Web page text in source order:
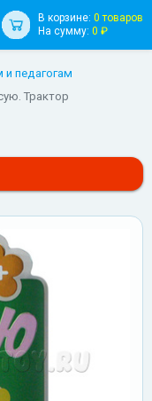
В корзине: 0 товаров
На сумму: 0 ₽
и педагогам
Трактор